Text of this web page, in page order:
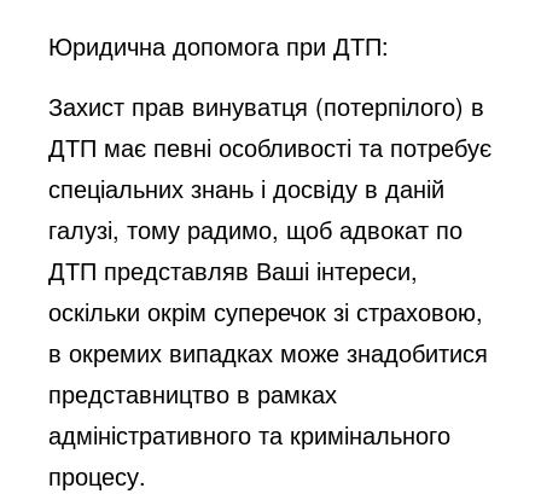
Юридична допомога при ДТП:
Захист прав винуватця (потерпілого) в
ДТП має певні особливості та потребує
спеціальних знань і досвіду в даній
галузі, тому радимо, щоб адвокат по
ДТП представляв Ваші інтереси,
оскільки окрім суперечок зі страховою,
в окремих випадках може знадобитися
представництво в рамках
адміністративного та кримінального
процесу.